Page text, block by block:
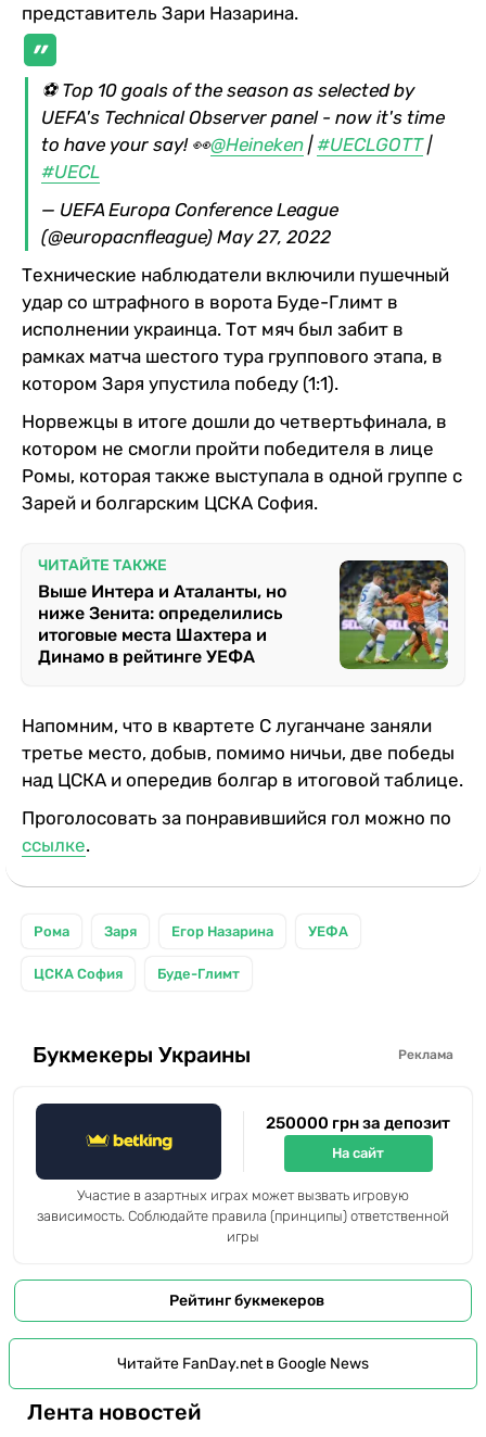
представитель Зари Назарина.
⚽️ Top 10 goals of the season as selected by
UEFA's Technical Observer panel - now it's time
to have your say! 👀@Heineken |#UECLGOTT|
#UECL
— UEFA Europa Conference League
(@europacnfleague) May 27, 2022
Технические наблюдатели включили пушечный
удар со штрафного в ворота Буде-Глимт в
исполнении украинца. Тот мяч был забит в
рамках матча шестого тура группового этапа, в
котором Заря упустила победу (1:1).
Норвежцы в итоге дошли до четвертьфинала, в
котором не смогли пройти победителя в лице
Ромы, которая также выступала в одной группе с
Зарей и болгарским ЦСКА София.
ЧИТАЙТЕ ТАКЖЕ
Выше Интера и Аталанты, но
ниже Зенита: определились
итоговые места Шахтера и
Динамо в рейтинге УЕФА
Напомним, что в квартете С луганчане заняли
третье место, добыв, помимо ничьи, две победы
над ЦСКА и опередив болгар в итоговой таблице.
Проголосовать за понравившийся гол можно по
ссылке.
Рома Заря Егор Назарина УЕФА
ЦСКА София Буде-Глимт
Букмекеры Украины Реклама
250000 грн за депозит
На сайт
Участие в азартных играх может вызвать игровую
зависимость. Соблюдайте правила (принципы) ответственной
игры
Рейтинг букмекеров
Читайте FanDay.net в Google News
Лента новостей